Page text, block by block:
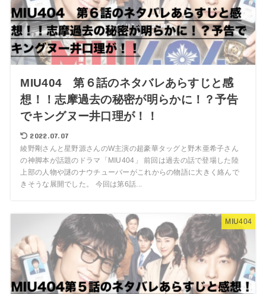
MIU404 第６話のネタバレあらすじと感
想！！志摩過去の秘密が明らかに！？予告
でキングヌー井口理が！！
2022.07.07
綾野剛さんと星野源さんのW主演の超豪華タッグと野木亜希子さん
の神脚本が話題のドラマ「MIU404」 前回は過去の話で登場した陸
上部の人物や謎のナウチューバーがこれからの物語に大きく絡んで
きそうな展開でした。 今回は第6話...
MIU404